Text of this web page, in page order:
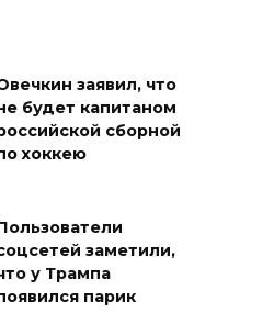
заявил, что
будет капитаном
сборной
хоккею
заметили,
у Трампа
парик